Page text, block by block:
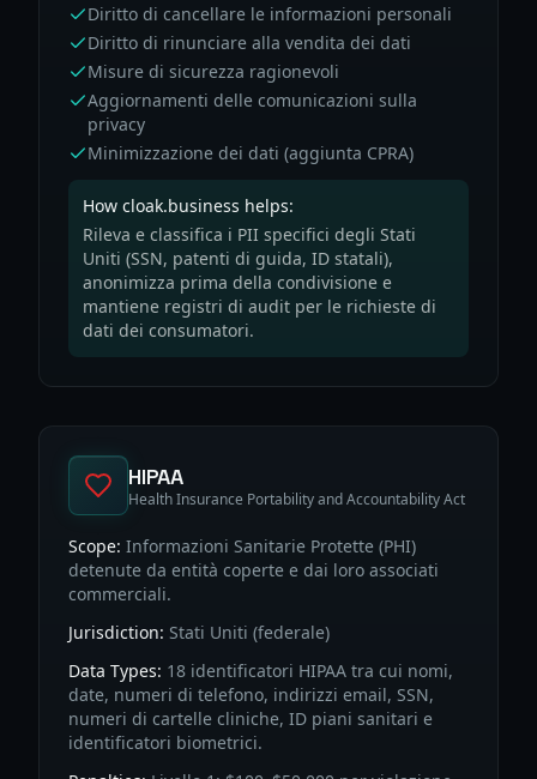
Diritto di cancellare le informazioni personali
Diritto di rinunciare alla vendita dei dati
Misure di sicurezza ragionevoli
Aggiornamenti delle comunicazioni sulla
privacy
Minimizzazione dei dati (aggiunta CPRA)
How cloak.business helps:
Rileva e classifica i PII specifici degli Stati
Uniti (SSN, patenti di guida, ID statali),
anonimizza prima della condivisione e
mantiene registri di audit per le richieste di
dati dei consumatori.
HIPAA
Health Insurance Portability and Accountability Act
Scope: Informazioni Sanitarie Protette (PHI)
detenute da entità coperte e dai loro associati
commerciali.
Jurisdiction: Stati Uniti (federale)
Data Types: 18 identificatori HIPAA tra cui nomi,
date, numeri di telefono, indirizzi email, SSN,
numeri di cartelle cliniche, ID piani sanitari e
identificatori biometrici.